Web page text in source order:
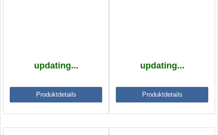
updating...
Produktdetails
updating...
Produktdetails